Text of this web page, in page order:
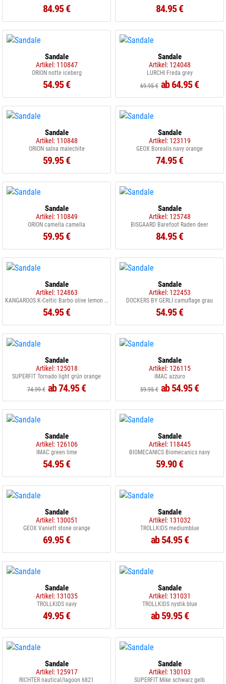
84.95 € 84.95 €
Sandale
Artikel: 110847
ORION notte iceberg
54.95 €
Sandale
Artikel: 124048
LURCHI Freda grey
69.95 € ab 64.95 €
Sandale
Artikel: 110848
ORION salna malechite
59.95 €
Sandale
Artikel: 123119
GEOX Borealis navy orange
74.95 €
Sandale
Artikel: 110849
ORION camella camella
59.95 €
Sandale
Artikel: 125748
BISGAARD Barefoot Raden deer
84.95 €
Sandale
Artikel: 124863
KANGAROOS K-Celtic Barbo olive lemon chrom
54.95 €
Sandale
Artikel: 122453
DOCKERS BY GERLI camuflage grau
54.95 €
Sandale
Artikel: 125018
SUPERFIT Tornado light grün orange
74.99 € ab 74.95 €
Sandale
Artikel: 126115
IMAC azzuro
59.95 € ab 54.95 €
Sandale
Artikel: 126106
IMAC green lime
54.95 €
Sandale
Artikel: 118445
BIOMECANICS Biomecanics navy
59.90 €
Sandale
Artikel: 130051
GEOX Vaniett stone orange
69.95 €
Sandale
Artikel: 131032
TROLLKIDS mediumblue
ab 54.95 €
Sandale
Artikel: 131035
TROLLKIDS navy
49.95 €
Sandale
Artikel: 131031
TROLLKIDS nystik blue
ab 59.95 €
Sandale
Artikel: 125917
RICHTER nautical/lagoon 6821
Sandale
Artikel: 130103
SUPERFIT Mike schwarz gelb